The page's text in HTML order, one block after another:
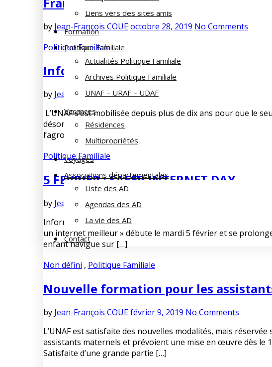
Liens vers des sites amis
Formation
Politique Familiale
Actualités Politique Familiale
Archives Politique Familiale
UNAF – URAF – UDAF
Vacances
Résidences
Multipropriétés
Voyages
Associations départementales
Liste des AD
Agendas des AD
La vie des AD
Contact
by Jean-François COUEoctobre 28, 2019 No Comments
Politique Familiale
Information UNAF
by Jean-François COUEmai 31, 2019
L’UNAF s’est mobilisée depuis plus de dix ans pour que le
désormais inscrit dans la Loi Santé en 2017 et a vivement
l’agro-alimentaire. La […]
Politique Familiale
5 FEVRIER : SAFER INTERNET DAY
by Jean-François COUE février 18, 2019
Informer et accompagner les parents dans les usages
un internet meilleur » débute le mardi 5 février et se
enfant navigue sur […]
Non défini , Politique Familiale
Nouvelle formation pour les
by Jean-François COUEfévrier 9, 2019 No Comments
L’UNAF est satisfaite des nouvelles modalités, mais
assistants maternels et prévoient une mise en œuvre dès le
Satisfaite d’une grande partie […]